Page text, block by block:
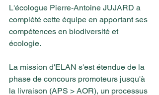
L'écologue Pierre-Antoine JUJARD a
complété cette équipe en apportant ses
compétences en biodiversité et
écologie.
La mission d'ELAN s'est étendue de la
phase de concours promoteurs jusqu'à
la livraison (APS > AOR), un processus